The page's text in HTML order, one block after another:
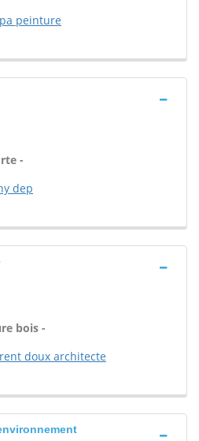
peinture
-
dep
bois -
doux architecte